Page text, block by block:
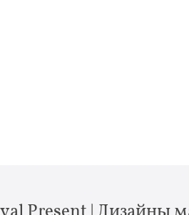
Present | Дизайны